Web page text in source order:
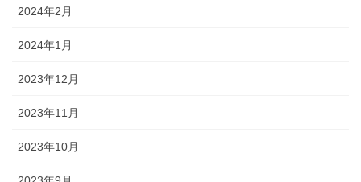
2024年2月
2024年1月
2023年12月
2023年11月
2023年10月